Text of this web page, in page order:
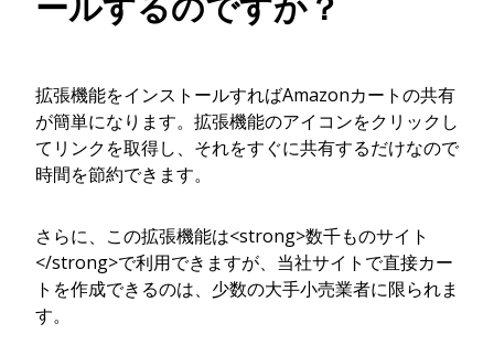
拡張機能をインストールすればAmazonカートの共有
が簡単になります。拡張機能のアイコンをクリックし
てリンクを取得し、それをすぐに共有するだけなので
時間を節約できます。
さらに、この拡張機能は<strong>数千ものサイト
</strong>で利用できますが、当社サイトで直接カー
トを作成できるのは、少数の大手小売業者に限られま
す。